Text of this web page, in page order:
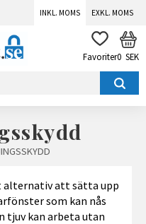
INKL. MOMS EXKL. MOMS
FAVORITER
0 SEK
alternativ att sätta upp
som kan nås
tjuv kan arbeta utan